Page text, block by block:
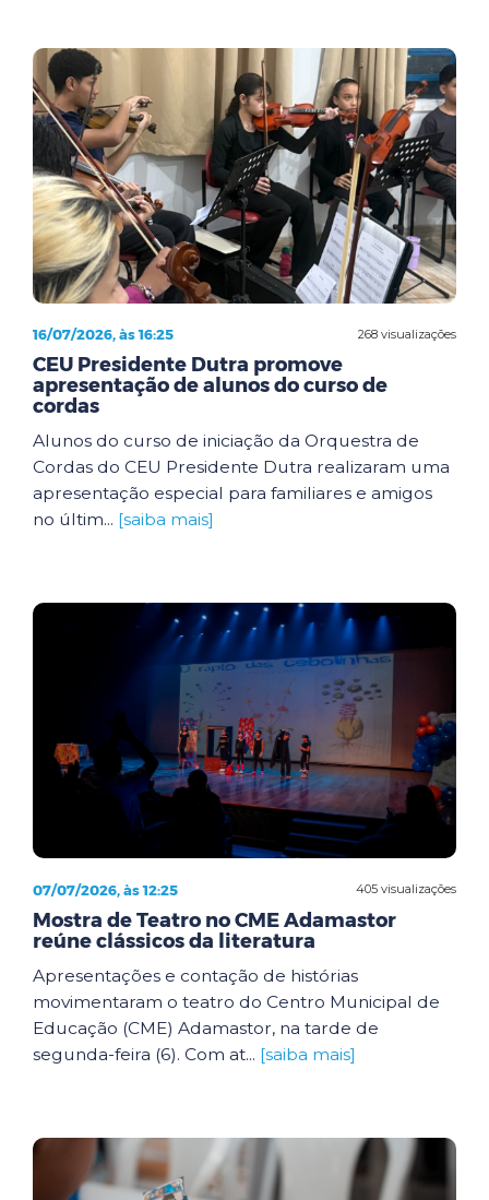
268 visualizações
16/07/2026, às 16:25
CEU Presidente Dutra promove
apresentação de alunos do curso de
cordas
Alunos do curso de iniciação da Orquestra de
Cordas do CEU Presidente Dutra realizaram uma
apresentação especial para familiares e amigos
no últim... [saiba mais]
405 visualizações
07/07/2026, às 12:25
Mostra de Teatro no CME Adamastor
reúne clássicos da literatura
Apresentações e contação de histórias
movimentaram o teatro do Centro Municipal de
Educação (CME) Adamastor, na tarde de
segunda-feira (6). Com at... [saiba mais]